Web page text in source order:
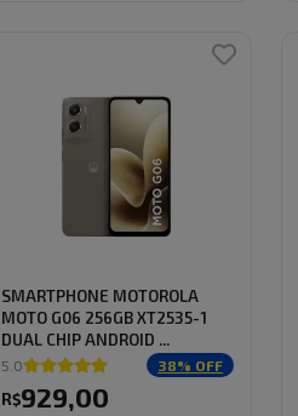
SMARTPHONE MOTOROLA
MOTO G06 256GB XT2535-1
DUAL CHIP ANDROID ...
5.0 38% OFF
R$929,00